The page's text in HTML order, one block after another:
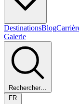
DestinationsBlog
Galerie
Rechercher…
FR